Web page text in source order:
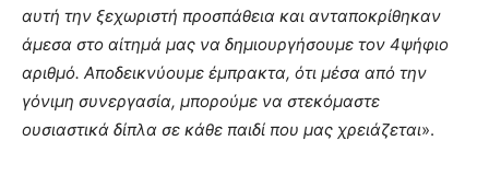
αυτή την ξεχωριστή προσπάθεια και ανταποκρίθηκαν
άμεσα στο αίτημά μας να δημιουργήσουμε τον 4ψήφιο
αριθμό. Αποδεικνύουμε έμπρακτα, ότι μέσα από την
γόνιμη συνεργασία, μπορούμε να στεκόμαστε
ουσιαστικά δίπλα σε κάθε παιδί που μας χρειάζεται».